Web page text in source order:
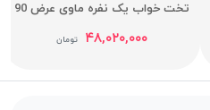
تخت خواب یک نفره ماوی عرض 90
۴۸,۰۲۰,۰۰۰ تومان